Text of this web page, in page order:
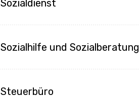
Sozialdienst
Sozialhilfe und Sozialberatung
Steuerbüro